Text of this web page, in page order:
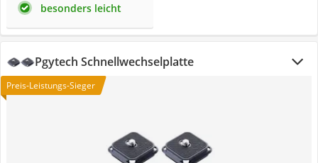
besonders leicht
Pgytech Schnellwechselplatte
Preis-Leistungs-Sieger